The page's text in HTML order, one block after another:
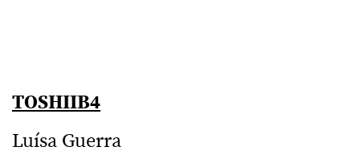
TOSHIIB4
Luísa Guerra